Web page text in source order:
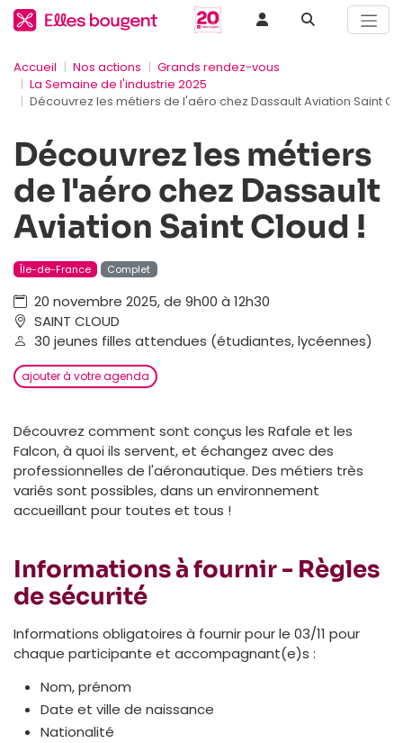
Accueil Nos actions
Grands rendez-vous
La Semaine de l'industrie 2025
Découvrez les métiers de l'aéro chez Dassault Aviation Saint
Découvrez les métiers
de l'aéro chez Dassault
Aviation Saint Cloud !
Île-de-France Complet
20 novembre 2025, de 9h00 à 12h30
SAINT CLOUD
30 jeunes filles attendues (étudiantes, lycéennes)
ajouter à votre agenda
Découvrez comment sont conçus les Rafale et les
Falcon, à quoi ils servent, et échangez avec des
professionnelles de l'aéronautique. Des métiers très
variés sont possibles, dans un environnement
accueillant pour toutes et tous !
Informations à fournir - Règles
de sécurité
Informations obligatoires à fournir pour le 03/11 pour
chaque participante et accompagnant(e)s :
Nom, prénom
Date et ville de naissance
Nationalité